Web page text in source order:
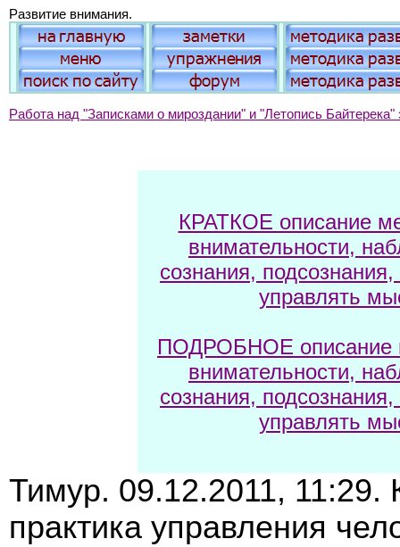
Развитие внимания.
Работа над "Записками о мироздании" и "Летопись
КРАТКОЕ описание
внимательности,
сознания,
управлять
ПОДРОБНОЕ описание
внимательности,
сознания,
управлять
Тимур. 09.12.2011, 11:29.
практика управления